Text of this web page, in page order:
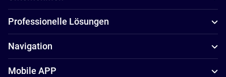
Professionelle Lösungen
Navigation
Mobile APP